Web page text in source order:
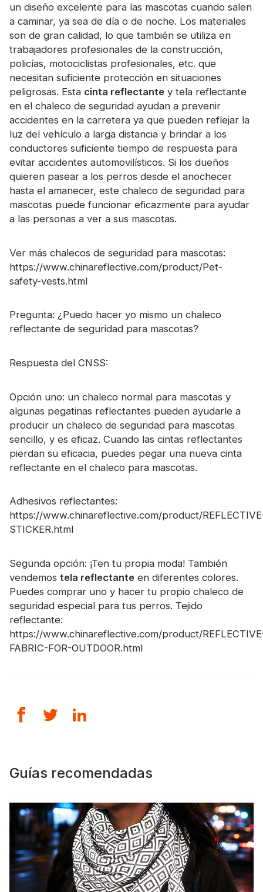
un diseño excelente para las mascotas cuando salen
a caminar, ya sea de día o de noche. Los materiales
son de gran calidad, lo que también se utiliza en
trabajadores profesionales de la construcción,
policías, motociclistas profesionales, etc. que
necesitan suficiente protección en situaciones
peligrosas. Esta cinta reflectante y tela reflectante
en el chaleco de seguridad ayudan a prevenir
accidentes en la carretera ya que pueden reflejar la
luz del vehículo a larga distancia y brindar a los
conductores suficiente tiempo de respuesta para
evitar accidentes automovilísticos. Si los dueños
quieren pasear a los perros desde el anochecer
hasta el amanecer, este chaleco de seguridad para
mascotas puede funcionar eficazmente para ayudar
a las personas a ver a sus mascotas.
Ver más chalecos de seguridad para mascotas:
https://www.chinareflective.com/product/Pet-
safety-vests.html
Pregunta: ¿Puedo hacer yo mismo un chaleco
reflectante de seguridad para mascotas?
Respuesta del CNSS:
Opción uno: un chaleco normal para mascotas y
algunas pegatinas reflectantes pueden ayudarle a
producir un chaleco de seguridad para mascotas
sencillo, y es eficaz. Cuando las cintas reflectantes
pierdan su eficacia, puedes pegar una nueva cinta
reflectante en el chaleco para mascotas.
Adhesivos reflectantes:
https://www.chinareflective.com/product/
STICKER.html
Segunda opción: ¡Ten tu propia moda! También
vendemos tela reflectante en diferentes colores.
Puedes comprar uno y hacer tu propio chaleco de
seguridad especial para tus perros. Tejido
reflectante:
https://www.chinareflective.com/product/
FABRIC-FOR-OUTDOOR.html
Guías recomendadas